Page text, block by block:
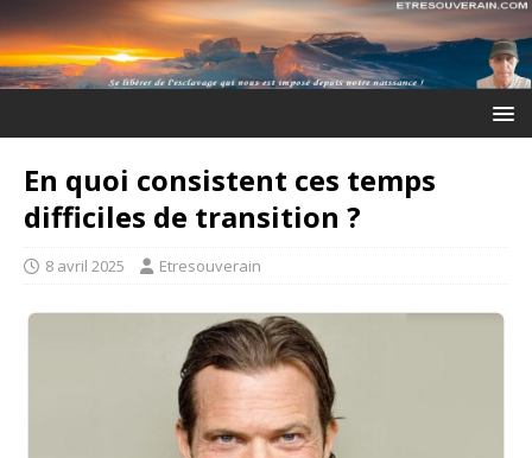
En quoi consistent ces temps
difficiles de transition ?
8 avril 2025 Etresouverain